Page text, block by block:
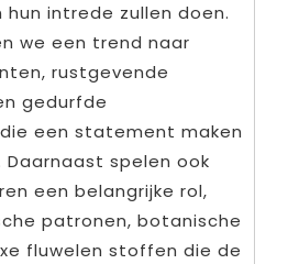
intrede zullen doen.
we een trend naar
rustgevende
gedurfde
een statement maken
spelen ook
een belangrijke rol,
patronen, botanische
fluwelen stoffen die de